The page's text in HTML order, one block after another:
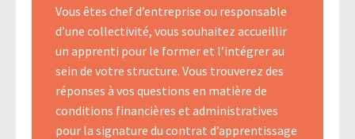
Vous êtes chef d’entreprise ou responsable
d’une collectivité, vous souhaitez accueillir
un apprenti pour le former et l’intégrer au
sein de votre structure. Vous trouverez des
réponses à vos questions en matière de
conditions financières et administratives
pour la signature du contrat d’apprentissage